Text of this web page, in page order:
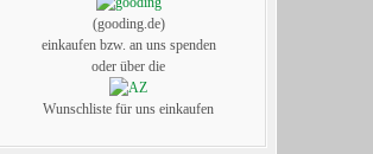
(gooding.de)
einkaufen bzw. an uns spenden
oder über die
Wunschliste für uns einkaufen